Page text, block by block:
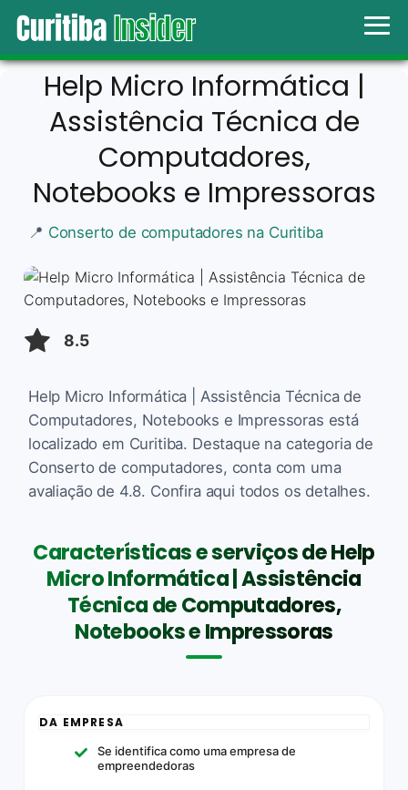
Help Micro Informática |
Assistência Técnica de
Computadores,
Notebooks e Impressoras
📍 Conserto de computadores na Curitiba
8.5
Help Micro Informática | Assistência Técnica de
Computadores, Notebooks e Impressoras está
localizado em Curitiba. Destaque na categoria de
Conserto de computadores, conta com uma
avaliação de 4.8. Confira aqui todos os detalhes.
Características e serviços de Help
Micro Informática | Assistência
Técnica de Computadores,
Notebooks e Impressoras
DA EMPRESA
Se identifica como uma empresa de
empreendedoras